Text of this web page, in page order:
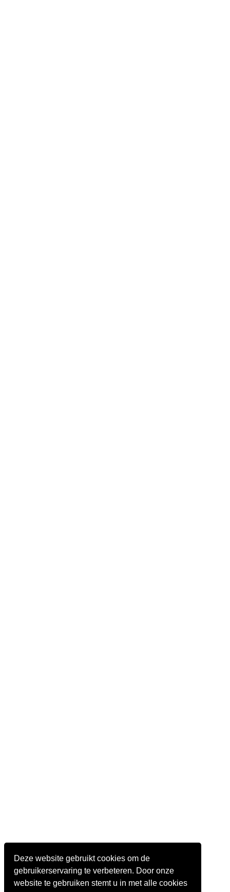
Deze website gebruikt cookies om de
gebruikerservaring te verbeteren. Door onze
website te gebruiken stemt u in met alle cookies